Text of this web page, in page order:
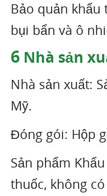
Bảo quản
bụi bẩn và ô
6 Nhà sản
Nhà sản xuất:
Mỹ.
Đóng gói: Hộp
Sản phẩm
thuốc, không